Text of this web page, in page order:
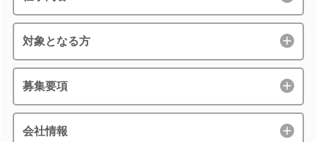
対象となる方
募集要項
会社情報